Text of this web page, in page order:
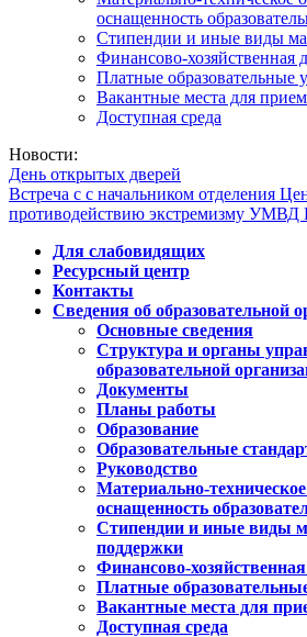
оснащенность
Стипендии и иные виды
Финансово-хозяйственная
Платные образовательные
Вакантные места для
Доступная среда
Новости:
День открытых дверей
Встреча с с начальником отделения
противодействию экстремизму УМВД
Для слабовидящих
Ресурсный центр
Контакты
Сведения об образовательной
Основные сведения
Структура и органы
образовательной
Документы
Планы работы
Образование
Образовательные
Руководство
Материально-
оснащенность
Стипендии и иные виды
поддержки
Финансово-
Платные
Вакантные места для
Доступная среда